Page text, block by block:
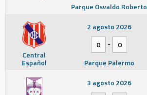
Parque Osvaldo Roberto
Central
Español
2 agosto 2026
0
-
0
Parque Palermo
3 agosto 2026